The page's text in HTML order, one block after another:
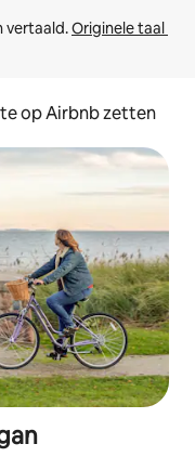
vertaald. Originele taal
op Airbnb zetten